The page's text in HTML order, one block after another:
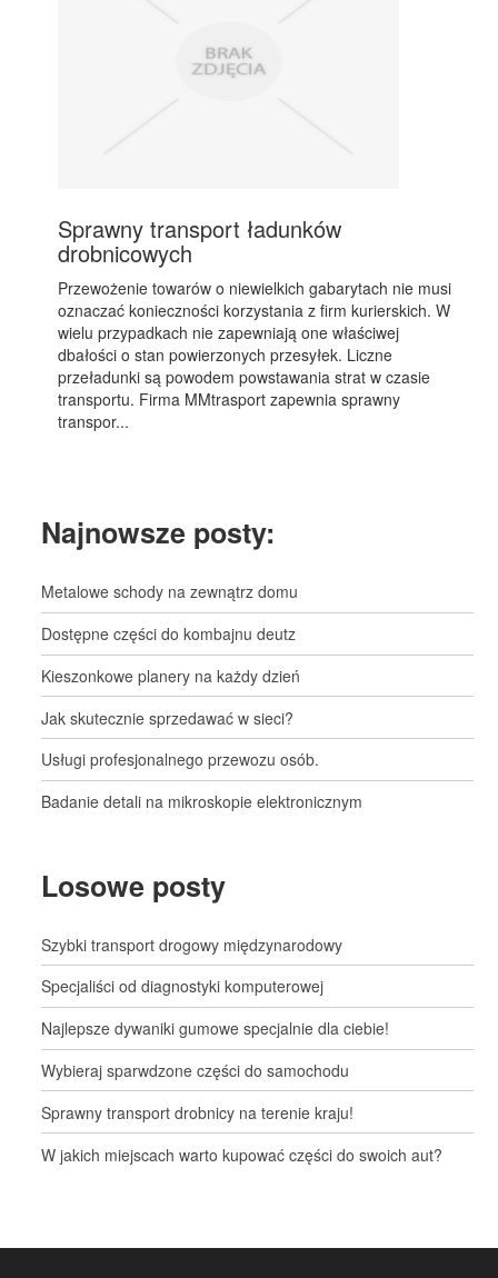
Sprawny transport ładunków
drobnicowych
Przewożenie towarów o niewielkich gabarytach nie musi
oznaczać konieczności korzystania z firm kurierskich. W
wielu przypadkach nie zapewniają one właściwej
dbałości o stan powierzonych przesyłek. Liczne
przeładunki są powodem powstawania strat w czasie
transportu. Firma MMtrasport zapewnia sprawny
transpor...
Najnowsze posty:
Metalowe schody na zewnątrz domu
Dostępne części do kombajnu deutz
Kieszonkowe planery na każdy dzień
Jak skutecznie sprzedawać w sieci?
Usługi profesjonalnego przewozu osób.
Badanie detali na mikroskopie elektronicznym
Losowe posty
Szybki transport drogowy międzynarodowy
Specjaliści od diagnostyki komputerowej
Najlepsze dywaniki gumowe specjalnie dla ciebie!
Wybieraj sparwdzone części do samochodu
Sprawny transport drobnicy na terenie kraju!
W jakich miejscach warto kupować części do swoich aut?